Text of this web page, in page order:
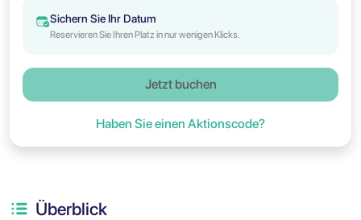
Sichern Sie Ihr Datum
Reservieren Sie Ihren Platz in nur wenigen Klicks.
Jetzt buchen
Haben Sie einen Aktionscode?
Überblick